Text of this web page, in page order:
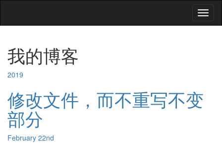
我的博客
2019
修改文件，而不重写不变
部分
February 22nd